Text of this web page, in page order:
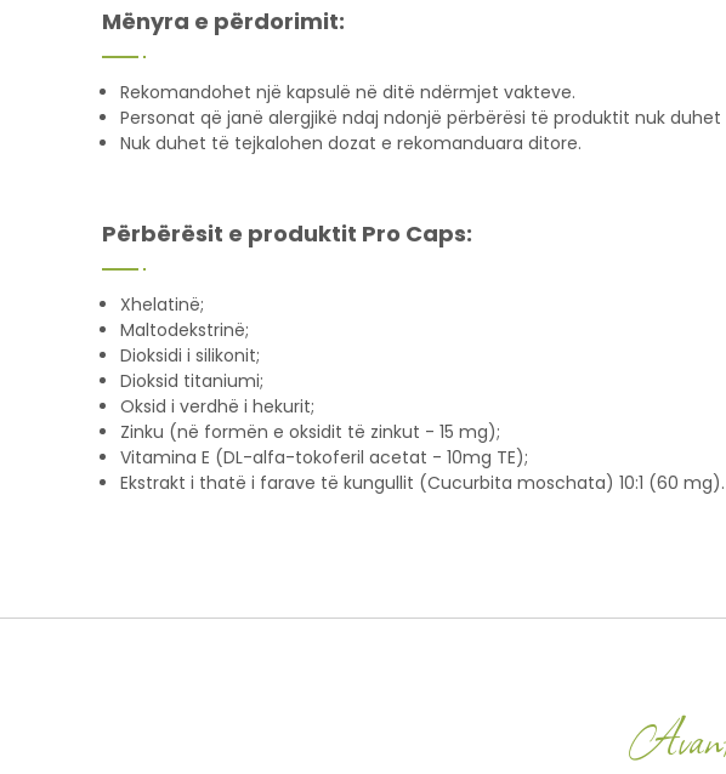
Mënyra e përdorimit:
Rekomandohet një kapsulë në ditë ndërmjet vakteve.
Personat që janë alergjikë ndaj ndonjë përbërësi të produktit nuk
Nuk duhet të tejkalohen dozat e rekomanduara ditore.
Përbërësit e produktit Pro Caps:
Xhelatinë;
Maltodekstrinë;
Dioksidi i silikonit;
Dioksid titaniumi;
Oksid i verdhë i hekurit;
Zinku (në formën e oksidit të zinkut - 15 mg);
Vitamina E (DL-alfa-tokoferil acetat - 10mg TE);
Ekstrakt i thatë i farave të kungullit (Cucurbita moschata) 10:1 (60 mg).